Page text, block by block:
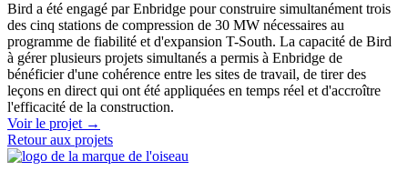
Bird a été engagé par Enbridge pour construire simultanément trois
des cinq stations de compression de 30 MW nécessaires au
programme de fiabilité et d'expansion T-South. La capacité de Bird
à gérer plusieurs projets simultanés a permis à Enbridge de
bénéficier d'une cohérence entre les sites de travail, de tirer des
leçons en direct qui ont été appliquées en temps réel et d'accroître
l'efficacité de la construction.
Voir le projet →
Retour aux projets